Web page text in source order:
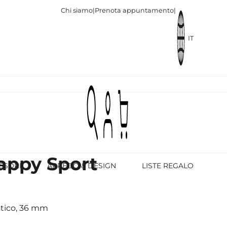
Chi siamo|Prenota appuntamento|
IT
ARREDO & DESIGN LISTE REGALO
Sport
36 mm